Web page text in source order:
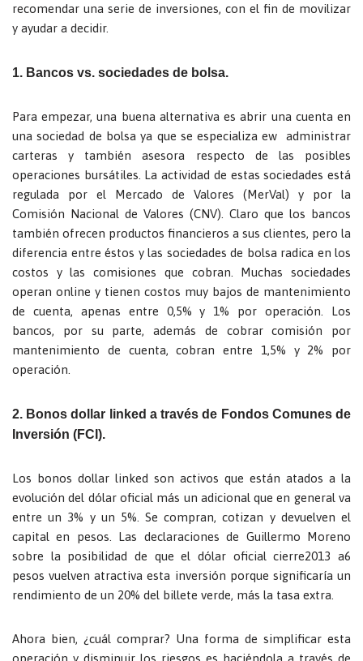
recomendar una serie de inversiones, con el fin de movilizar
y ayudar a decidir.
1. Bancos vs. sociedades de bolsa.
Para empezar, una buena alternativa es abrir una cuenta en
una sociedad de bolsa ya que se especializa ew administrar
carteras y también asesora respecto de las posibles
operaciones bursátiles. La actividad de estas sociedades está
regulada por el Mercado de Valores (MerVal) y por la
Comisión Nacional de Valores (CNV). Claro que los bancos
también ofrecen productos financieros a sus clientes, pero la
diferencia entre éstos y las sociedades de bolsa radica en los
costos y las comisiones que cobran. Muchas sociedades
operan online y tienen costos muy bajos de mantenimiento
de cuenta, apenas entre 0,5% y 1% por operación. Los
bancos, por su parte, además de cobrar comisión por
mantenimiento de cuenta, cobran entre 1,5% y 2% por
operación.
2. Bonos dollar linked a través de Fondos Comunes de
Inversión (FCI).
Los bonos dollar linked son activos que están atados a la
evolución del dólar oficial más un adicional que en general va
entre un 3% y un 5%. Se compran, cotizan y devuelven el
capital en pesos. Las declaraciones de Guillermo Moreno
sobre la posibilidad de que el dólar oficial cierre2013 a6
pesos vuelven atractiva esta inversión porque significaría un
rendimiento de un 20% del billete verde, más la tasa extra.
Ahora bien, ¿cuál comprar? Una forma de simplificar esta